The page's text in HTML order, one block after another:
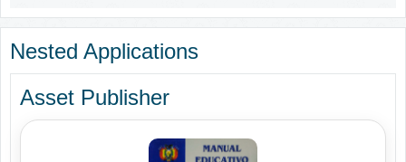
Nested Applications
Asset Publisher